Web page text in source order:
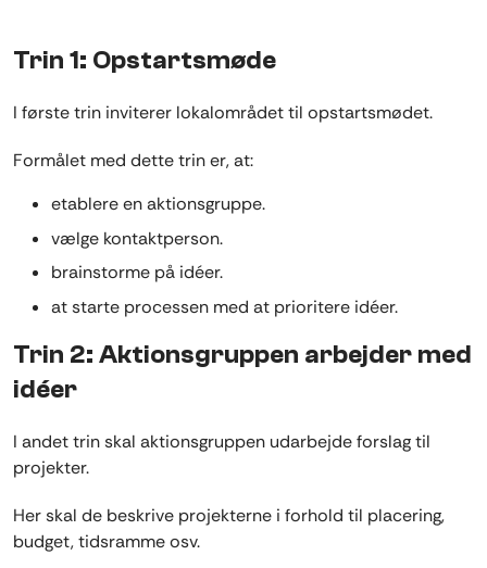
Trin 1: Opstartsmøde
I første trin inviterer lokalområdet til opstartsmødet.
Formålet med dette trin er, at:
etablere en aktionsgruppe.
vælge kontaktperson.
brainstorme på idéer.
at starte processen med at prioritere idéer.
Trin 2: Aktionsgruppen arbejder med
idéer
I andet trin skal aktionsgruppen udarbejde forslag til
projekter.
Her skal de beskrive projekterne i forhold til placering,
budget, tidsramme osv.